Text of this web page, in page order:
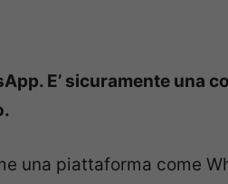
E’ sicuramente una
una piattaforma come